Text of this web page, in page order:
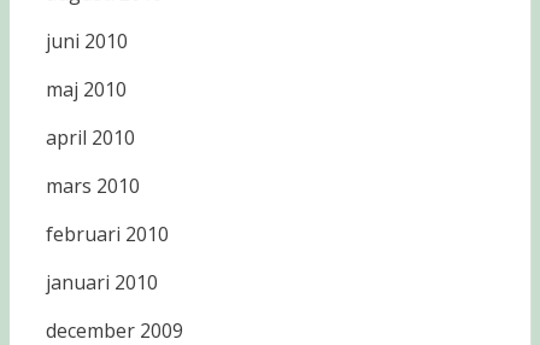
juni 2010
maj 2010
april 2010
mars 2010
februari 2010
januari 2010
december 2009